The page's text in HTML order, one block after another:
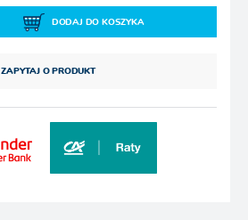
DODAJ DO KOSZYKA
ZAPYTAJ O PRODUKT